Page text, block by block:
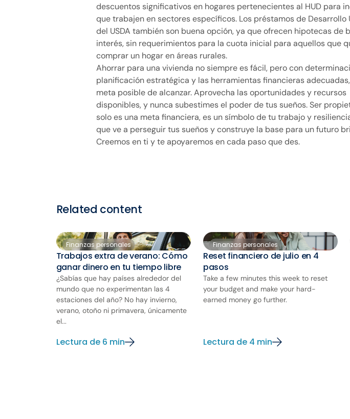
descuentos significativos en hogares pertenecientes al HUD para
que trabajen en sectores específicos. Los préstamos de Desarrollo
del USDA también son buena opción, ya que ofrecen hipotecas de
interés, sin requerimientos para la cuota inicial para aquellos que
comprar un hogar en áreas rurales.
Ahorrar para una vivienda no siempre es fácil, pero con
planificación estratégica y las herramientas financieras
meta posible de alcanzar. Aprovecha las oportunidades y recursos
disponibles, y nunca subestimes el poder de tus sueños. Ser
solo es una meta financiera, es un símbolo de tu trabajo y
que ve a perseguir tus sueños y construye la base para un futuro
Creemos en ti y te apoyaremos en cada paso que des.
Related content
Finanzas personales
Trabajos extra de verano: Cómo
ganar dinero en tu tiempo libre
¿Sabías que hay países alrededor del
mundo que no experimentan las 4
estaciones del año? No hay invierno,
verano, otoño ni primavera, únicamente
el...
Lectura de 6 min
Finanzas personales
Reset financiero de julio en 4
pasos
Take a few minutes this week to reset
your budget and make your hard-
earned money go further.
Lectura de 4 min